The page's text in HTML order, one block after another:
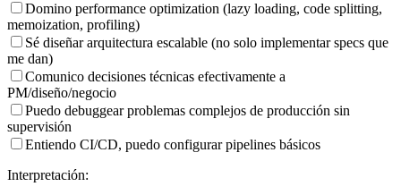
Domino performance optimization (lazy loading, code splitting,
memoization, profiling)
Sé diseñar arquitectura escalable (no solo implementar specs que
me dan)
Comunico decisiones técnicas efectivamente a
PM/diseño/negocio
Puedo debuggear problemas complejos de producción sin
supervisión
Entiendo CI/CD, puedo configurar pipelines básicos
Interpretación: